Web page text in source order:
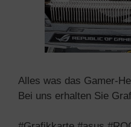
Alles was das Gamer-
Bei uns erhalten Sie